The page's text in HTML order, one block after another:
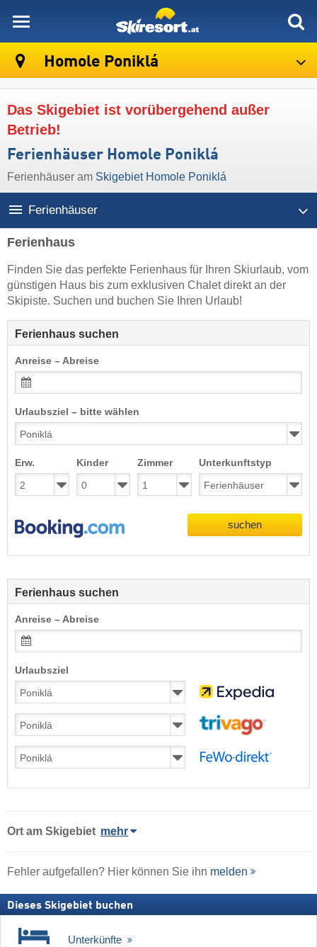
Homole Poniklá
Das Skigebiet ist vorübergehend außer
Betrieb!
Ferienhäuser Homole Poniklá
Ferienhäuser am Skigebiet Homole Poniklá
Ferienhäuser
Ferienhaus
Finden Sie das perfekte Ferienhaus für Ihren Skiurlaub, vom
günstigen Haus bis zum exklusiven Chalet direkt an der
Skipiste. Suchen und buchen Sie Ihren Urlaub!
Ferienhaus suchen
Anreise – Abreise
Urlaubsziel – bitte wählen
Erw. Kinder Zimmer Unterkunftstyp
suchen
Ferienhaus suchen
Anreise – Abreise
Urlaubsziel
Ort am Skigebiet mehr
Fehler aufgefallen? Hier können Sie ihn melden
Dieses Skigebiet buchen
Unterkünfte